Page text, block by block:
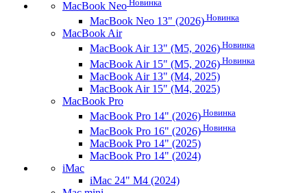
MacBook Neo
MacBook Neo 13" (2026) Новинка
MacBook Air
MacBook Air 13" (M5, 2026) Новинка
MacBook Air 15" (M5, 2026) Новинка
MacBook Air 13" (M4, 2025)
MacBook Air 15" (M4, 2025)
MacBook Pro
MacBook Pro 14" (2026) Новинка
MacBook Pro 16" (2026) Новинка
MacBook Pro 14" (2025)
MacBook Pro 14" (2024)
iMac
iMac 24" M4 (2024)